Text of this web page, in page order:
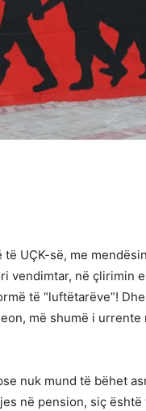
UÇK-së, me
vendimtar, në çlirimin
të “luftëtarëve”!
më shumë i
nuk mund të bëhet
në pension, siç